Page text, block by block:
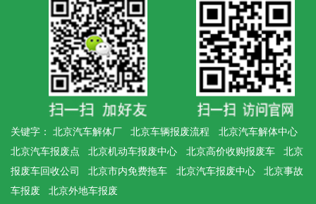
关键字： 北京汽车解体厂 北京车辆报废流程
北京汽车解体中心
北京汽车报废点
北京机动车报废中心 北京高价收购报废车
北京
报废车回收公司
北京市内免费拖车 北京汽车报废中心
北京事故
车报废
北京外地车报废